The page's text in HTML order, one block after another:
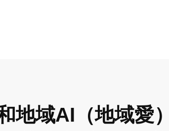
地域AI（地域愛